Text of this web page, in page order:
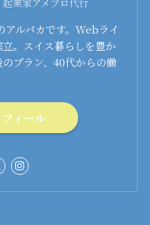
ルパカです。Webライ
。スイス暮らしを豊か
プラン、40代からの働
ィール